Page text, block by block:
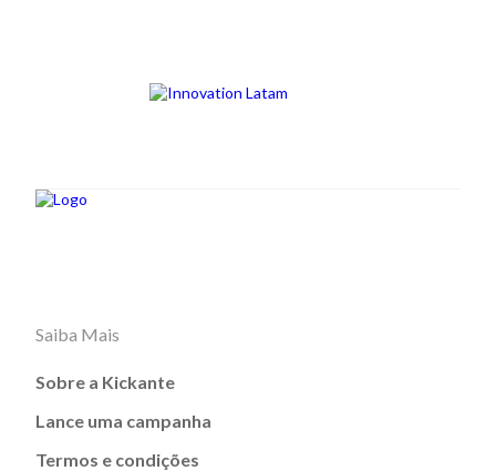
Saiba Mais
Sobre a Kickante
Lance uma campanha
Termos e condições